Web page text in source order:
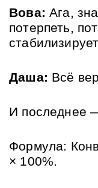
Вова: Ага,
потерпеть,
Даша: Всё
И последнее
Формула:
× 100%.